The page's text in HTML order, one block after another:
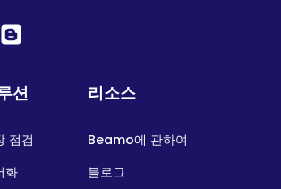
션
점검
화
리소스
Beamo에 관하여
블로그